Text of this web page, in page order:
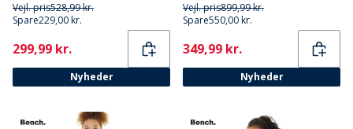
Vejl. pris528,99 kr.
Spare229,00 kr.
Current
299,99 kr.
Nyheder
Vejl. pris899,99 kr.
Spare550,00 kr.
Current
349,99 kr.
Nyheder